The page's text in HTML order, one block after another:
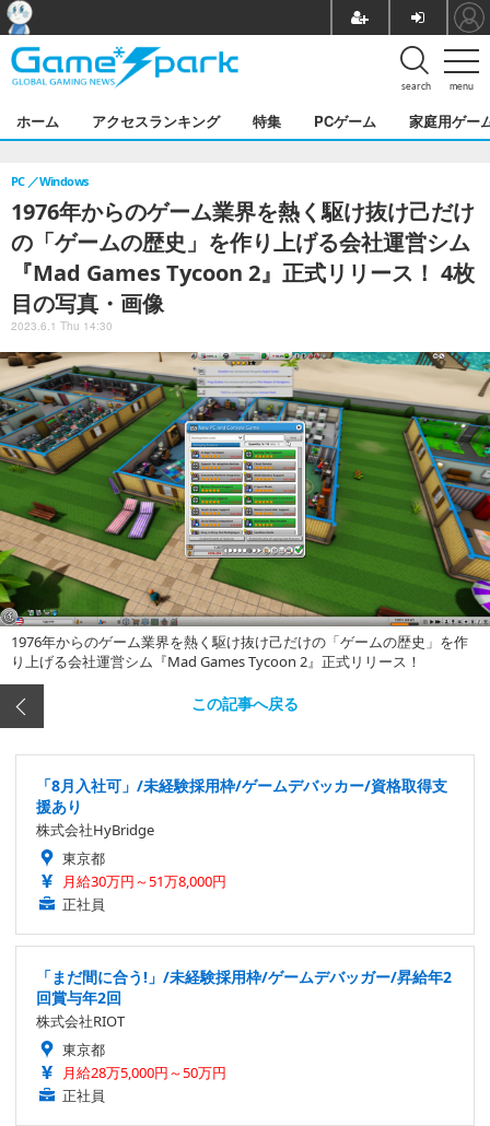
menu
search
ホーム アクセスランキング 特集 PCゲーム 家庭用ゲー
1976年からのゲーム業界を熱く駆け抜け己だけ
の「ゲームの歴史」を作り上げる会社運営シム
『Mad Games Tycoon 2』正式リリース！ 4枚
目の写真・画像
PC Windows
2023.6.1 Thu 14:30
1976年からのゲーム業界を熱く駆け抜け己だけの「ゲームの歴史」を作
り上げる会社運営シム『Mad Games Tycoon 2』正式リリース！
この記事へ戻る
「8月入社可」/未経験採用枠/ゲームデバッカー/資格取得支
援あり
株式会社HyBridge
東京都
月給30万円～51万8,000円
正社員
「まだ間に合う!」/未経験採用枠/ゲームデバッガー/昇給年2
回賞与年2回
株式会社RIOT
東京都
月給28万5,000円～50万円
正社員